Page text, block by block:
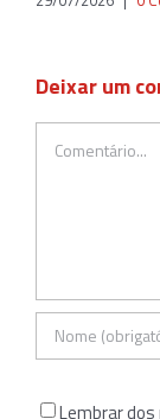
Deixar um
Lembrar